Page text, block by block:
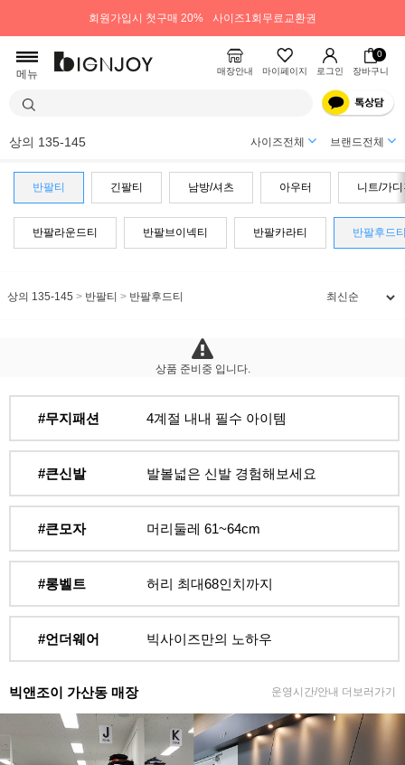
회원가입시 첫구매 20% 사이즈1회무료교환권
메뉴 매장안내 마이페이지 로그인
0
장바구니
상의 135-145 사이즈전체 브랜드전체
반팔티 긴팔티 남방/셔츠 아우터 니트/가
반팔라운드티 반팔브이넥티 반팔카라티 반팔후드
상의 135-145 > 반팔티 > 반팔후드티
상품 준비중 입니다.
#무지패션 4계절 내내 필수 아이템
#큰신발 발볼넓은 신발 경험해보세요
#큰모자 머리둘레 61~64cm
#롱벨트 허리 최대68인치까지
#언더웨어 빅사이즈만의 노하우
빅앤조이 가산동 매장 운영시간/안내 더보러가기